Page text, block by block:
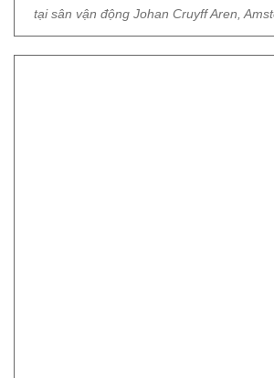
tại sân vận động Johan Cruyff Aren,